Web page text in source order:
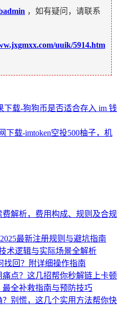
，如有疑问，请联系
uuik/5914.htm
下载-狗狗币是否适合存入 im 钱
下载-imtoken空投500柚子，机
费解析，费用构成、规则及合规
最新注册规则与避坑指南
术逻辑与实际场景全解析
找回？附详细操作指南
痛点？这几招帮你秒解链上卡顿
最全补救指南与预防技巧
？别慌，这几个实用方法帮你快